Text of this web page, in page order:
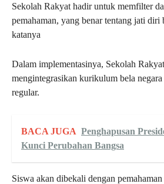
Sekolah Rakyat hadir untuk memfilter
pemahaman, yang benar tentang jati diri
katanya
Dalam implementasinya, Sekolah
mengintegrasikan kurikulum bela negara
regular.
BACA JUGA Penghapusan
Kunci Perubahan Bangsa
Siswa akan dibekali dengan